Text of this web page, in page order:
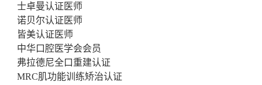
士卓曼认证医师
诺贝尔认证医师
皆美认证医师
中华口腔医学会会员
弗拉德尼全口重建认证
MRC肌功能训练矫治认证